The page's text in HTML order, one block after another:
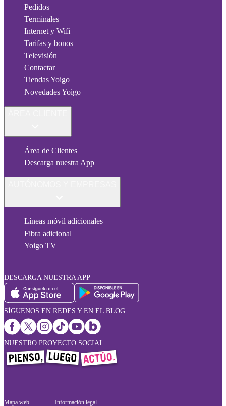
Pedidos
Terminales
Internet y Wifi
Tarifas y bonos
Televisión
Contactar
Tiendas Yoigo
Novedades Yoigo
Área de Clientes
Descarga nuestra App
Líneas móvil adicionales
Fibra adicional
Yoigo TV
DESCARGA NUESTRA APP
SÍGUENOS EN REDES Y EN EL BLOG
NUESTRO PROYECTO SOCIAL
Mapa web Información legal